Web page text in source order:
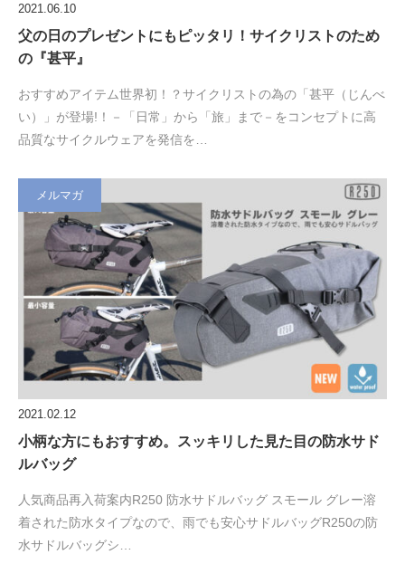
2021.06.10
父の日のプレゼントにもピッタリ！サイクリストのため
の『甚平』
おすすめアイテム世界初！？サイクリストの為の「甚平（じんべ
い）」が登場!！－「日常」から「旅」まで－をコンセプトに高
品質なサイクルウェアを発信を…
メルマガ
2021.02.12
小柄な方にもおすすめ。スッキリした見た目の防水サド
ルバッグ
人気商品再入荷案内R250 防水サドルバッグ スモール グレー溶
着された防水タイプなので、雨でも安心サドルバッグR250の防
水サドルバッグシ…